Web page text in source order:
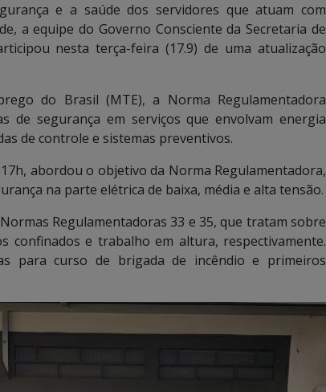
e a saúde dos servidores que atuam com
a equipe do Governo Consciente da Secretaria de
nesta terça-feira (17.9) de uma atualização
do Brasil (MTE), a Norma Regulamentadora
de segurança em serviços que envolvam energia
de controle e sistemas preventivos.
abordou o objetivo da Norma Regulamentadora,
na parte elétrica de baixa, média e alta tensão.
Regulamentadoras 33 e 35, que tratam sobre
confinados e trabalho em altura, respectivamente.
para curso de brigada de incêndio e primeiros